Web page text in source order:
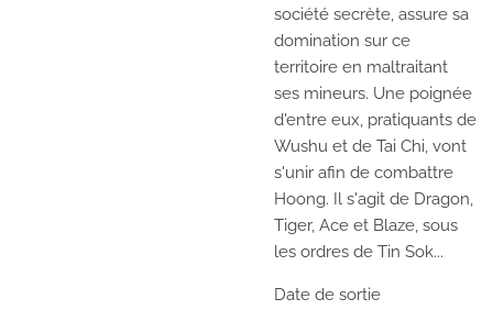
société secrète, assure sa
domination sur ce
territoire en maltraitant
ses mineurs. Une poignée
d'entre eux, pratiquants de
Wushu et de Tai Chi, vont
s'unir afin de combattre
Hoong. Il s'agit de Dragon,
Tiger, Ace et Blaze, sous
les ordres de Tin Sok...
Date de sortie